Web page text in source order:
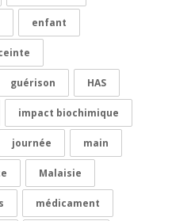
enfant
guérison HAS
impact biochimique
journée main
Malaisie
médicament